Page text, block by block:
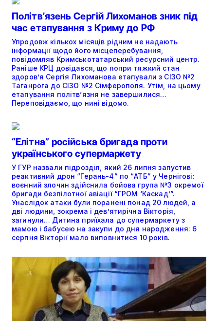
Політвʼязень Сергій Лихоманов зник під
час етапування з Криму до РФ
Упродовж кількох місяців рідним не надають
інформації щодо його місцеперебування,
повідомляв Кримськотатарський ресурсний центр.
Раніше КРЦ довідався, що попри тяжкий стан
здоров’я Сергія Лихоманова етапували з СІЗО №2
Таганрога до СІЗО №2 Сімферополя. Утім, на цьому
етапування політвʼязня не завершилися…
Переповідаємо, що нині відомо.
“Елітна” російська бригада проти
українського супермаркету
У ГУР назвали підрозділ, який 26 липня запустив
реактивний дрон “Герань-4” по “АТБ” у Чернігові:
воєнний злочин здійснила бойова група №3 окремої
бригади безпілотної авіації “ГРОМ ‘Каскад’”.
Унаслідок атаки були поранені понад 20 людей, а
дві людини, зокрема і дев’ятирічна Вікторія,
загинули… Дитина приїхала до супермаркету з
мамою і бабусею на закупи до дня народження: 6
серпня Вікторії мало виповнитися 10 років.